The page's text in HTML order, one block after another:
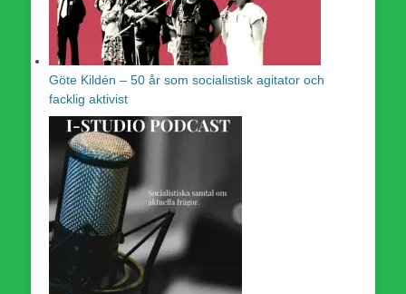
Göte Kildén – 50 år som socialistisk agitator och
facklig aktivist